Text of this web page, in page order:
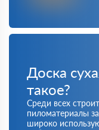
Доска
такое?
Среди всех
пиломатериалы
широко